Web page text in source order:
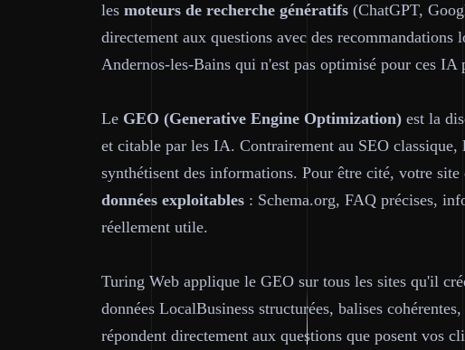
les moteurs de recherche génératifs (ChatGPT,
directement aux questions avec des recommandations
Andernos-les-Bains qui n'est pas optimisé pour ces IA
Le GEO (Generative Engine Optimization) est la
et citable par les IA. Contrairement au SEO
synthétisent des informations. Pour être cité, votre
données exploitables : Schema.org, FAQ précises,
réellement utile.
Turing Web applique le GEO sur tous les sites qu'il
données LocalBusiness structurées, balises
répondent directement aux questions que posent vos